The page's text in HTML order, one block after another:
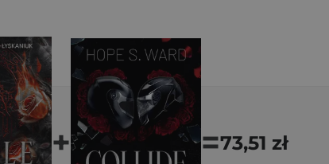
+ =73,51 zł